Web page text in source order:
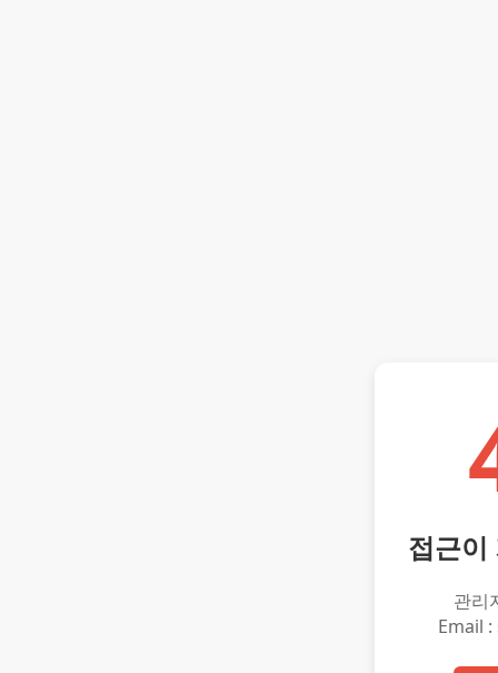
접근이
관리
Email